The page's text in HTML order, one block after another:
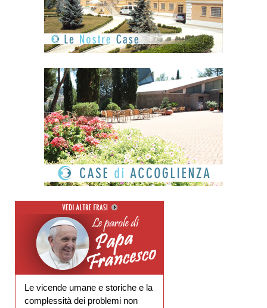
Le vicende umane e storiche e la
complessità dei problemi non